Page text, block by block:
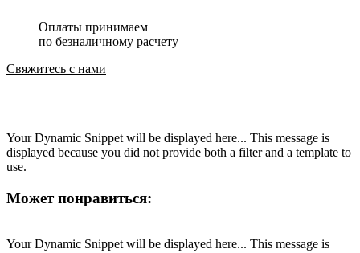
Оплаты принимаем
по безналичному расчету
Свяжитесь с нами
Your Dynamic Snippet will be displayed here... This message is
displayed because you did not provide both a filter and a template to
use.
Может понравиться:
Your Dynamic Snippet will be displayed here... This message is